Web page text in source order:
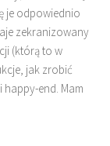
je odpowiednio
zekranizowany
(którą to w
jak zrobić
end. Mam